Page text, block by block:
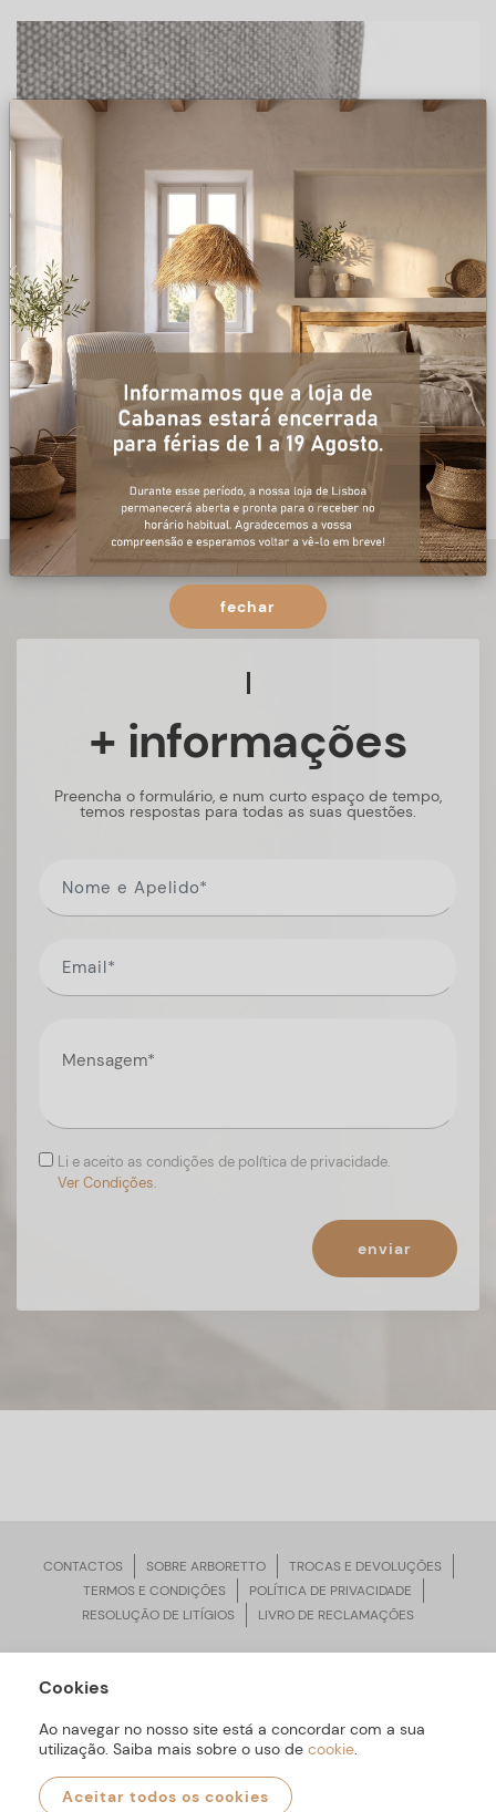
+ informações
Preencha o formulário, e num curto espaço de tempo,
temos respostas para todas as suas questões.
Li e aceito as condições de política de privacidade.
Ver Condições.
enviar
CONTACTOS SOBRE ARBORETTO
TROCAS E DEVOLUÇÕES
TERMOS E CONDIÇÕES
POLÍTICA DE PRIVACIDADE
RESOLUÇÃO DE LITÍGIOS
LIVRO DE RECLAMAÇÕES
ARBORETTO © Todos os Direitos Reservados | Desenvolvido por
Cookies
Ao navegar no nosso site está a concordar com a sua
utilização. Saiba mais sobre o uso de cookie.
Aceitar todos os cookies
fechar